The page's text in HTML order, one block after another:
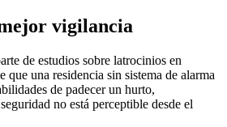
vigilancia
de estudios sobre latrocinios en
que una residencia sin sistema de alarma
de padecer un hurto,
no está perceptible desde el